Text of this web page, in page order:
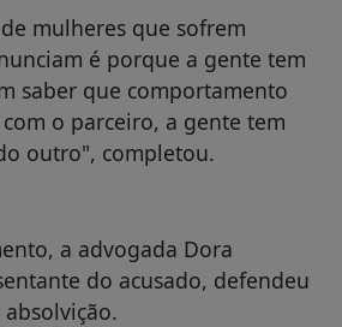
mulheres que sofrem
é porque a gente tem
saber que comportamento
o parceiro, a gente tem
outro", completou.
a advogada Dora
do acusado, defendeu